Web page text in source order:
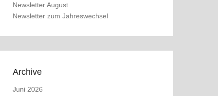
Newsletter August
Newsletter zum Jahreswechsel
Archive
Juni 2026